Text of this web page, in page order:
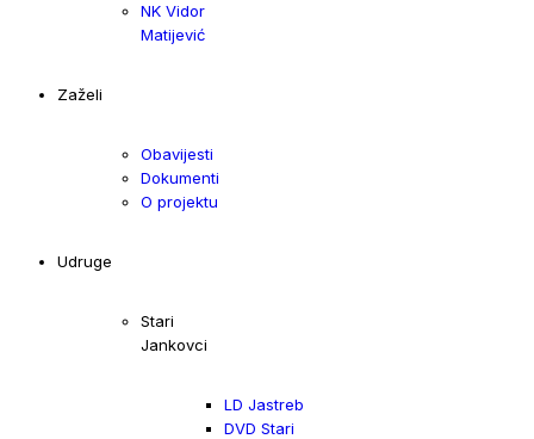
NK Vidor
Matijević
Zaželi
Obavijesti
Dokumenti
O projektu
Udruge
Stari
Jankovci
LD Jastreb
DVD Stari